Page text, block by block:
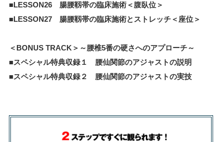
■LESSON26 腸腰靱帯の臨床施術＜腹臥位＞
■LESSON27 腸腰靱帯の臨床施術とストレッチ＜座位＞
＜BONUS TRACK＞～腰椎5番の硬さへのアプローチ～
■スペシャル特典収録１ 腰仙関節のアジャストの説明
■スペシャル特典収録２ 腰仙関節のアジャストの実技